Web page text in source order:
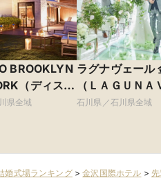
BROOKLYN
（ディス
ルックリン
県全域
ラグナヴェール
（ＬＡＧＵＮＡ
Ｌ ＫＡＮＡＺ
石川県／石川県全域
婚式場ランキング>金沢国際ホテル >